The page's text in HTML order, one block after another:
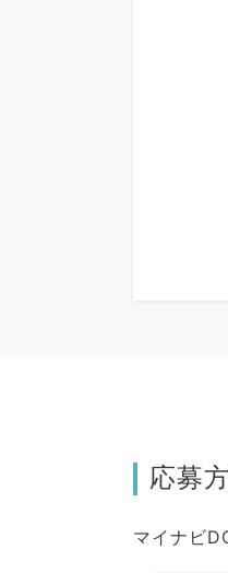
応募
マイナビ